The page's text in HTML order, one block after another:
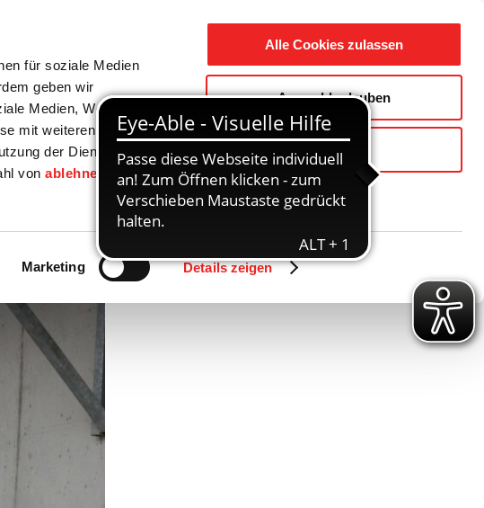
für soziale Medien
geben wir
Medien, Werbung
mit weiteren Daten
der Dienste
vonablehnen
gesetzt.
Marketing Details zeigen
Alle Cookies zulassen
Auswahl erlauben
Ablehnen
Touristik / Freizeit Gemeinde / Geschichte
Zurück